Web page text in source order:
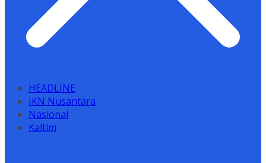
HEADLINE
IKN Nusantara
Nasional
Kaltim